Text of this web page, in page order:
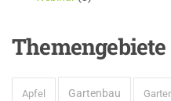
Themengebiete
Apfel Gartenbau